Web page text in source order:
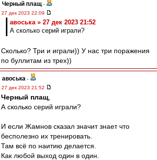
Черный плащ -
27 дек 2023 22:09
авоська » 27 дек 2023 21:52
А сколько серий играли?
Сколько? Три и играли)) У нас три поражения
по буллитам из трех))
авоська -
27 дек 2023 21:52
Черный плащ
А сколько серий играли?
И если Жамнов сказал значит знает что
бесполезно их тренировать.
Там всё по наитию делается.
Как любой выход один в один.